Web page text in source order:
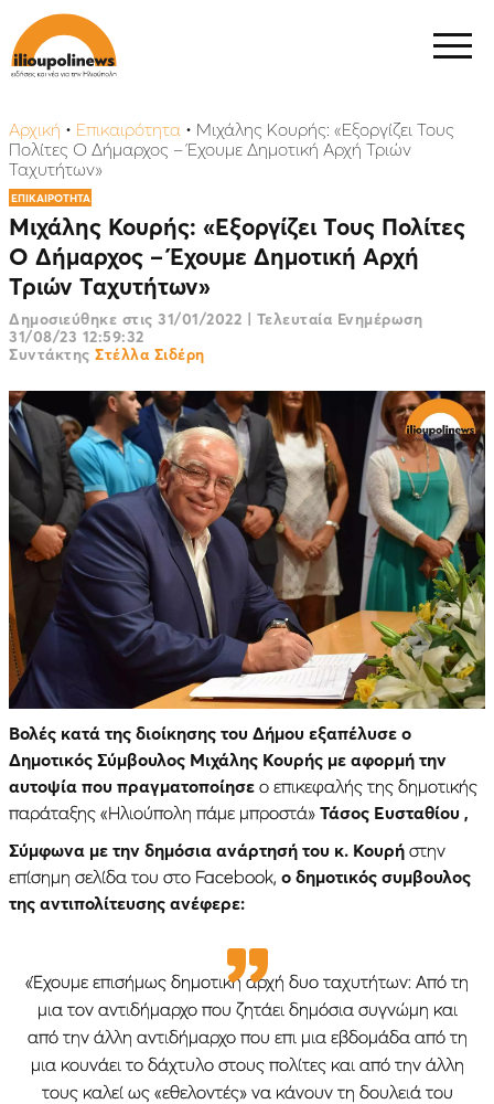
Αρχική • Επικαιρότητα • Μιχάλης Κουρής: «Εξοργίζει Τους
Πολίτες Ο Δήμαρχος – Έχουμε Δημοτική Αρχή Τριών
Ταχυτήτων»
ΕΠΙΚΑΙΡΟΤΗΤΑ
Μιχάλης Κουρής: «Εξοργίζει Τους Πολίτες
Ο Δήμαρχος – Έχουμε Δημοτική Αρχή
Τριών Ταχυτήτων»
Δημοσιεύθηκε στις 31/01/2022 | Τελευταία Ενημέρωση
31/08/23 12:59:32
Συντάκτης Στέλλα Σιδέρη
Βολές κατά της διοίκησης του Δήμου εξαπέλυσε ο
Δημοτικός Σύμβουλος Μιχάλης Κουρής με αφορμή την
αυτοψία που πραγματοποίησε ο επικεφαλής της δημοτικής
παράταξης «Ηλιούπολη πάμε μπροστά» Τάσος Ευσταθίου ,
Σύμφωνα με την δημόσια ανάρτησή του κ. Κουρή στην
επίσημη σελίδα του στο Facebook, ο δημοτικός συμβουλος
της αντιπολίτευσης ανέφερε:
«Έχουμε επισήμως δημοτική αρχή δυο ταχυτήτων: Από τη
μια τον αντιδήμαρχο που ζητάει δημόσια συγνώμη και
από την άλλη αντιδήμαρχο που επι μια εβδομάδα από τη
μια κουνάει το δάχτυλο στους πολίτες και από την άλλη
τους καλεί ως «εθελοντές» να κάνουν τη δουλειά του